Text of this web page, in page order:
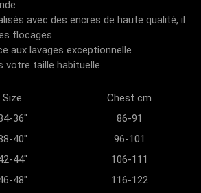
avec des encres de haute qualité, il
flocages
aux lavages exceptionnelle
votre taille habituelle
Size
Chest cm
36"
86-91
40"
96-101
44"
106-111
48"
116-122